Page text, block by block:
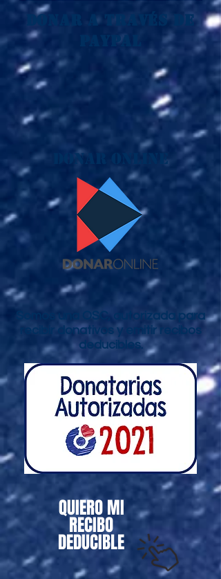
Donar a través de
PayPal
Donar ONLINE
Somos una OSC, autorizada para
recibir donativos y emitir recibos
deducibles.
QUIERO MI
RECIBO
DEDUCIBLE